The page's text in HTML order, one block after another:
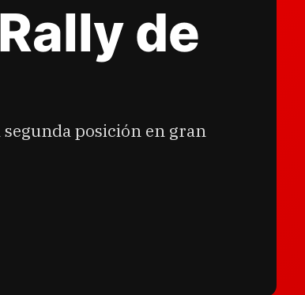
de
posición en gran